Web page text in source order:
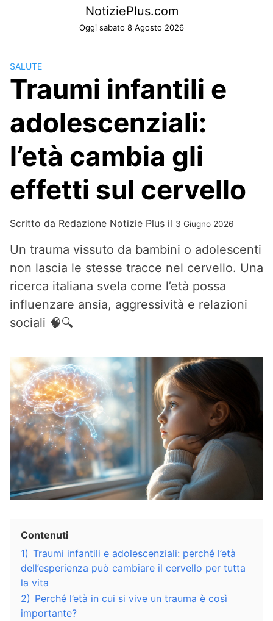
NotiziePlus.com
Oggi sabato 8 Agosto 2026
SALUTE
Traumi infantili e
adolescenziali:
l’età cambia gli
effetti sul cervello
Scritto da Redazione Notizie Plus il 3 Giugno 2026
Un trauma vissuto da bambini o adolescenti
non lascia le stesse tracce nel cervello. Una
ricerca italiana svela come l’età possa
influenzare ansia, aggressività e relazioni
sociali 🧠🔍
Contenuti
1) Traumi infantili e adolescenziali: perché l’età
dell’esperienza può cambiare il cervello per tutta
la vita
2) Perché l’età in cui si vive un trauma è così
importante?